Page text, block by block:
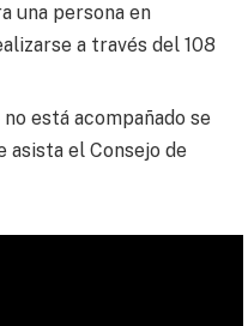
una persona en
a través del 108
está acompañado se
asista el Consejo de